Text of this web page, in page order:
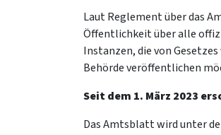
Laut Reglement über das
Öffentlichkeit über alle
Instanzen, die von
Behörde veröffentlichen
Seit dem 1. März 2023
Das Amtsblatt wird unter